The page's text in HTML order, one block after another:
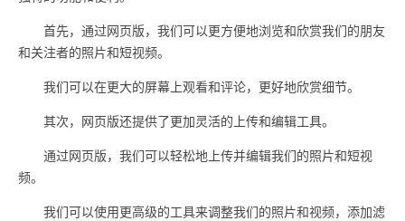
首先，通过网页版，我们可以更方便地浏览和欣赏我们的朋友
和关注者的照片和短视频。
我们可以在更大的屏幕上观看和评论，更好地欣赏细节。
其次，网页版还提供了更加灵活的上传和编辑工具。
通过网页版，我们可以轻松地上传并编辑我们的照片和短视
频。
我们可以使用更高级的工具来调整我们的照片和视频，添加滤